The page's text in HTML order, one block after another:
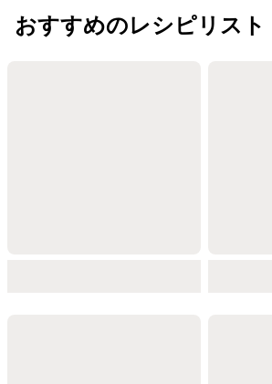
おすすめのレシピリスト